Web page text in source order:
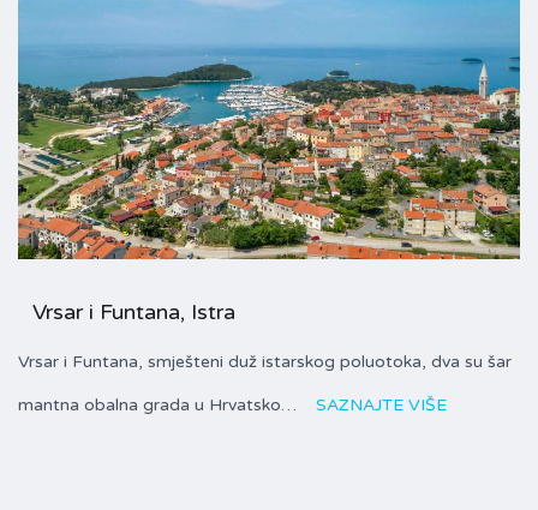
Vrsar i Funtana, Istra
Vrsar i Funtana, smješteni duž istarskog poluotoka, dva su šar
mantna obalna grada u Hrvatsko… SAZNAJTE VIŠE